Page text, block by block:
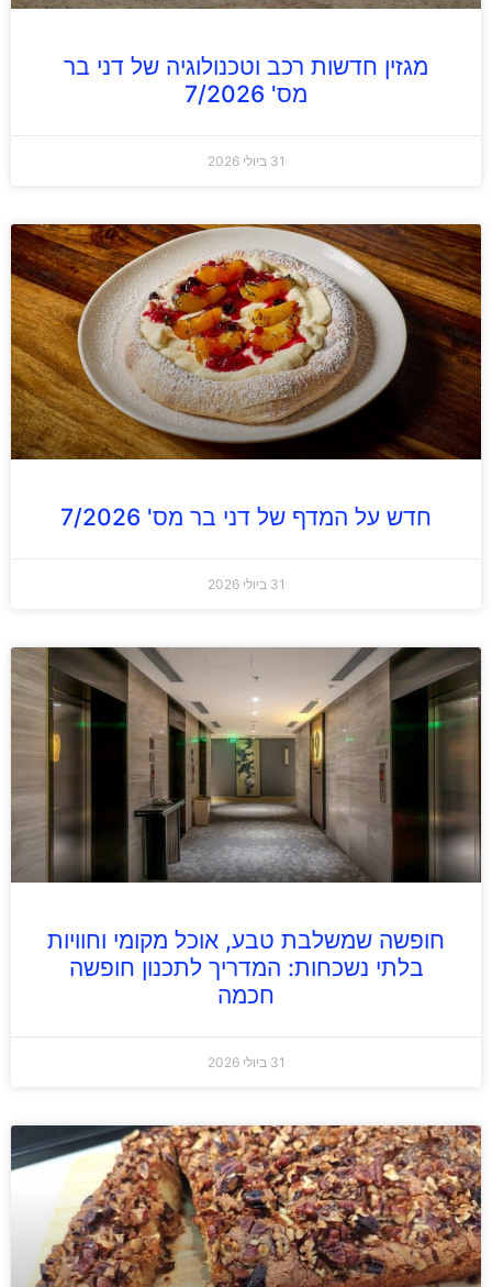
מגזין חדשות רכב וטכנולוגיה של דני בר
מס' 7/2026
31 ביולי 2026
חדש על המדף של דני בר מס' 7/2026
31 ביולי 2026
חופשה שמשלבת טבע, אוכל מקומי וחוויות
בלתי נשכחות: המדריך לתכנון חופשה
חכמה
31 ביולי 2026